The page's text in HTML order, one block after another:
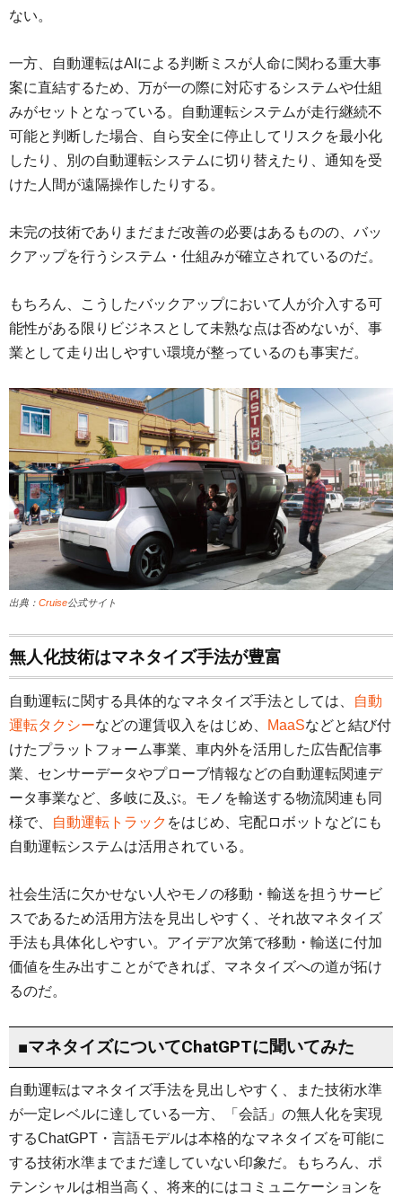
ない。
一方、自動運転はAIによる判断ミスが人命に関わる重大事
案に直結するため、万が一の際に対応するシステムや仕組
みがセットとなっている。自動運転システムが走行継続不
可能と判断した場合、自ら安全に停止してリスクを最小化
したり、別の自動運転システムに切り替えたり、通知を受
けた人間が遠隔操作したりする。
未完の技術でありまだまだ改善の必要はあるものの、バッ
クアップを行うシステム・仕組みが確立されているのだ。
もちろん、こうしたバックアップにおいて人が介入する可
能性がある限りビジネスとして未熟な点は否めないが、事
業として走り出しやすい環境が整っているのも事実だ。
出典： Cruise公式サイト
無人化技術はマネタイズ手法が豊富
自動運転に関する具体的なマネタイズ手法としては、
自動
運転タクシーなどの運賃収入をはじめ、 MaaSなどと結び付
けたプラットフォーム事業、車内外を活用した広告配信事
業、センサーデータやプローブ情報などの自動運転関連デ
ータ事業など、多岐に及ぶ。モノを輸送する物流関連も同
様で、
自動運転トラック をはじめ、宅配ロボットなどにも
自動運転システムは活用されている。
社会生活に欠かせない人やモノの移動・輸送を担うサービ
スであるため活用方法を見出しやすく、それ故マネタイズ
手法も具体化しやすい。アイデア次第で移動・輸送に付加
価値を生み出すことができれば、マネタイズへの道が拓け
るのだ。
■マネタイズについてChatGPTに聞いてみた
自動運転はマネタイズ手法を見出しやすく、また技術水準
が一定レベルに達している一方、「会話」の無人化を実現
するChatGPT・言語モデルは本格的なマネタイズを可能に
する技術水準までまだ達していない印象だ。もちろん、ポ
テンシャルは相当高く、将来的にはコミュニケーションを